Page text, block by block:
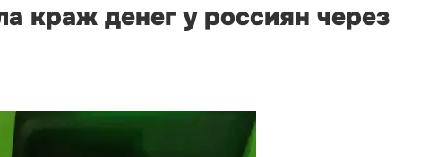
краж денег у россиян через